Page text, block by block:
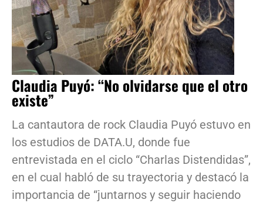
Claudia Puyó: “No olvidarse que el otro
existe”
La cantautora de rock Claudia Puyó estuvo en
los estudios de DATA.U, donde fue
entrevistada en el ciclo “Charlas Distendidas”,
en el cual habló de su trayectoria y destacó la
importancia de “juntarnos y seguir haciendo